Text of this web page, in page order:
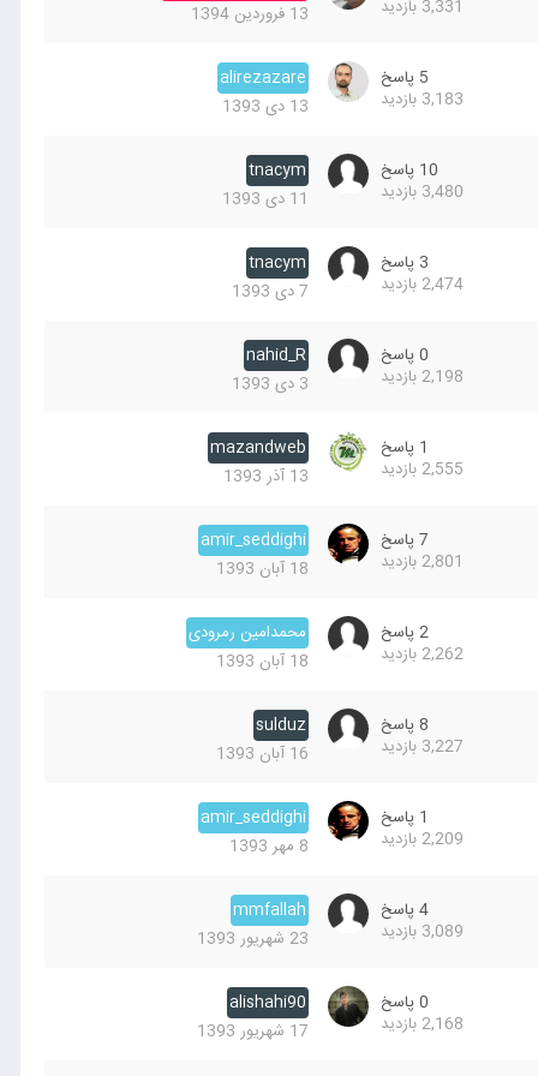
3,331 بازدید
13 فروردین 1394
5 پاسخ
3,183 بازدید
alirezazare
13 دی 1393
10 پاسخ
3,480 بازدید
tnacym
11 دی 1393
3 پاسخ
2,474 بازدید
tnacym
7 دی 1393
0 پاسخ
2,198 بازدید
nahid_R
3 دی 1393
1 پاسخ
2,555 بازدید
mazandweb
13 آذر 1393
7 پاسخ
2,801 بازدید
amir_seddighi
18 آبان 1393
2 پاسخ
2,262 بازدید
محمدامین رمرودی
18 آبان 1393
8 پاسخ
3,227 بازدید
sulduz
16 آبان 1393
1 پاسخ
2,209 بازدید
amir_seddighi
8 مهر 1393
4 پاسخ
3,089 بازدید
mmfallah
23 شهریور 1393
0 پاسخ
2,168 بازدید
alishahi90
17 شهریور 1393